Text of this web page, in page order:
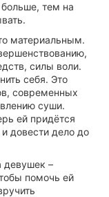
тем на
материальным.
силы воли.
себя. Это
современных
суши.
ей придётся
довести дело до
девушек –
помочь ей